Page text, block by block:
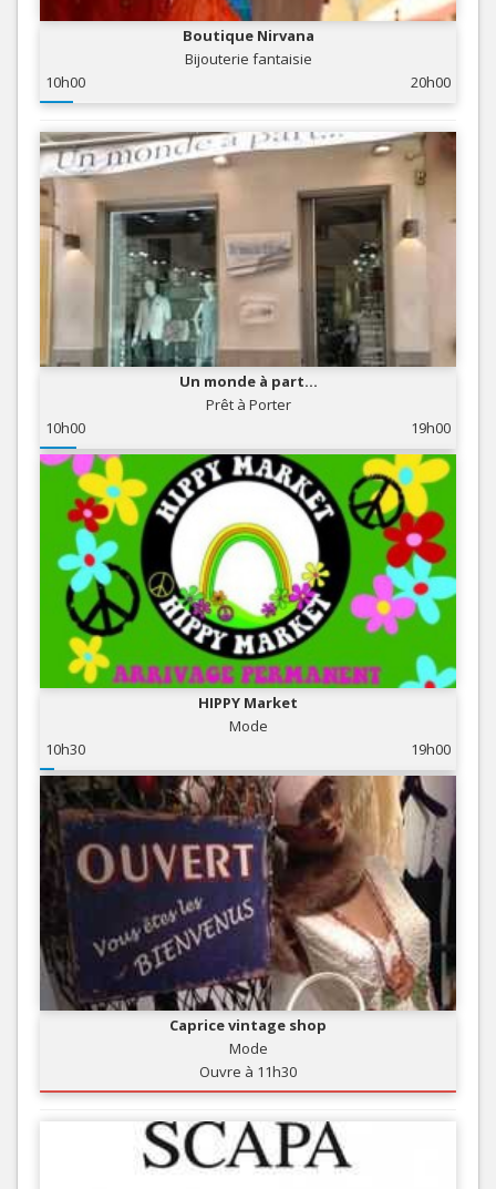
Boutique Nirvana
Bijouterie fantaisie
10h00
20h00
Un monde à part...
Prêt à Porter
10h00
19h00
HIPPY Market
Mode
10h30
19h00
Caprice vintage shop
Mode
Ouvre à 11h30